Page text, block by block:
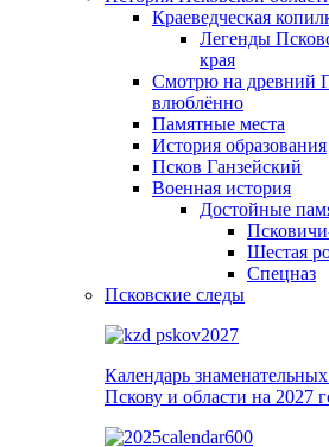
Краеведческая
Легенды
края
Смотрю на древний
влюблённо
Памятные места
История образования
Псков Ганзейский
Военная история
Достойные
Шестая
Спецназ
Псковские следы
Календарь
Пскову и области на 2027